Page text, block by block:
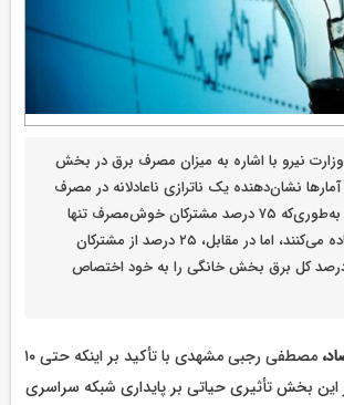
نیرو با اشاره به میزان مصرف برق در بخش
نشان‌دهنده یک ناترازی ناعادلانه در مصرف
بخش خانگی است؛ به‌طوری‌که ۷۵ درصد مشترکان خوش‌مصرف تنها
نیمی از برق را استفاده می‌کنند، اما در مقابل، ۲۵ درصد از مشترکان
معادل ۵۰ درصد کل برق بخش خانگی را به خود اختصاص
مصطفی رجبی مشهدی با تأکید بر اینکه حتی ۱۰
بخش تأثیری حیاتی بر پایداری شبکه سراسری